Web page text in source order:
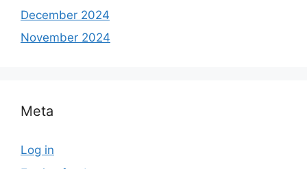
December 2024
November 2024
Meta
Log in